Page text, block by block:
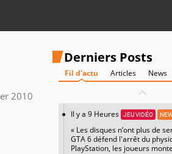
2010
Derniers Posts
Fil d'actu Articles News
Il y a 9 Heures JEU VIDÉO
« Les disques n’ont plus de
GTA 6 défend l'arrêt du
PlayStation, les joueurs